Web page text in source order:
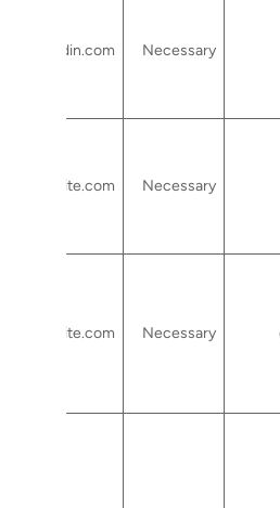
Necessary
linkedin.com
Necessary
rtcsuite.com
Necessary
rtcsuite.com